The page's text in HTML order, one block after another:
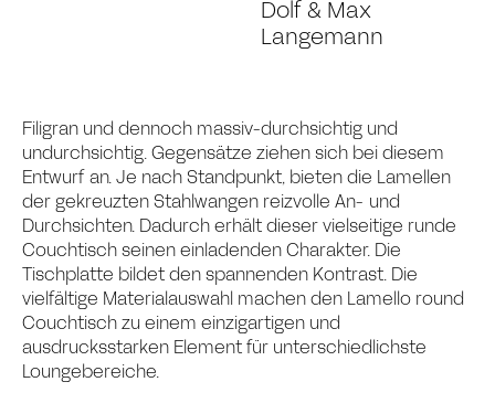
Dolf & Max
Langemann
Filigran und dennoch massiv-durchsichtig und
undurchsichtig. Gegensätze ziehen sich bei diesem
Entwurf an. Je nach Standpunkt, bieten die Lamellen
der gekreuzten Stahlwangen reizvolle An- und
Durchsichten. Dadurch erhält dieser vielseitige runde
Couchtisch seinen einladenden Charakter. Die
Tischplatte bildet den spannenden Kontrast. Die
vielfältige Materialauswahl machen den Lamello round
Couchtisch zu einem einzigartigen und
ausdrucksstarken Element für unterschiedlichste
Loungebereiche.